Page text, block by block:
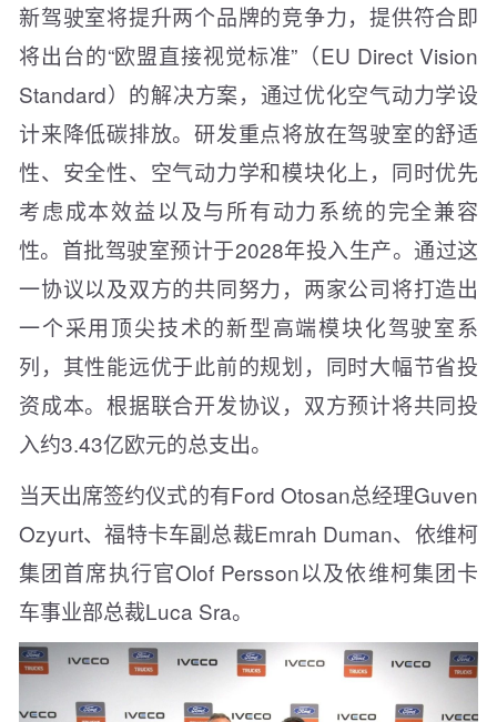
新驾驶室将提升两个品牌的竞争力，提供符合即
将出台的“欧盟直接视觉标准”（EU Direct Vision
Standard）的解决方案，通过优化空气动力学设
计来降低碳排放。研发重点将放在驾驶室的舒适
性、安全性、空气动力学和模块化上，同时优先
考虑成本效益以及与所有动力系统的完全兼容
性。首批驾驶室预计于2028年投入生产。通过这
一协议以及双方的共同努力，两家公司将打造出
一个采用顶尖技术的新型高端模块化驾驶室系
列，其性能远优于此前的规划，同时大幅节省投
资成本。根据联合开发协议，双方预计将共同投
入约3.43亿欧元的总支出。
当天出席签约仪式的有Ford Otosan总经理Guven
Ozyurt、福特卡车副总裁Emrah Duman、依维柯
集团首席执行官Olof Persson以及依维柯集团卡
车事业部总裁Luca Sra。